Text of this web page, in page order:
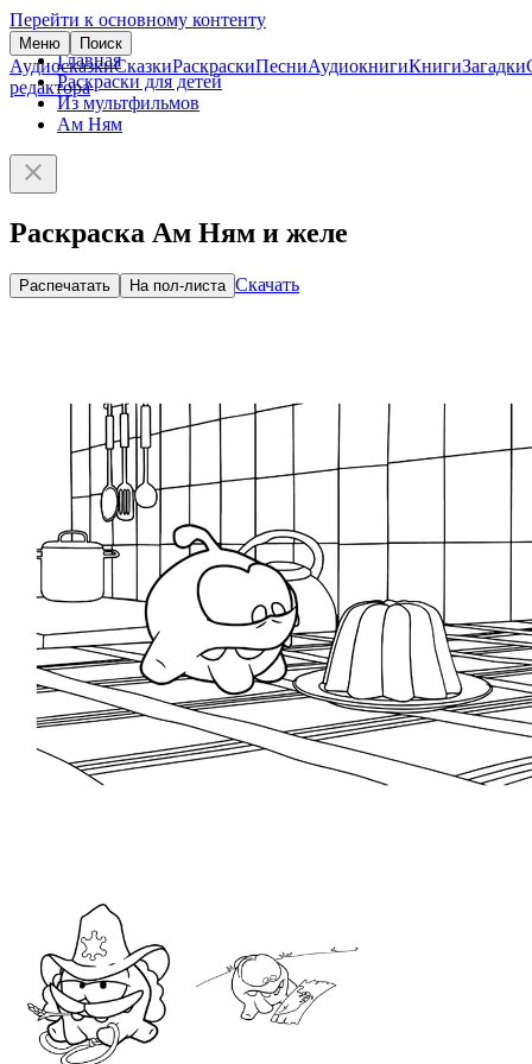
Перейти к основному контенту
Меню Поиск
АудиосказкиСказкиРаскраскиПесниАудиокнигиКнигиЗагадки
редактора
Главная
Раскраски для детей
Из мультфильмов
Ам Ням
Раскраска Ам Ням и желе
Распечатать На пол-листа Скачать